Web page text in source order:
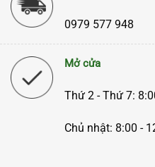
0979 577 948
Mở cửa
Thứ 2 - Thứ 7:
Chủ nhật: 8:00 -